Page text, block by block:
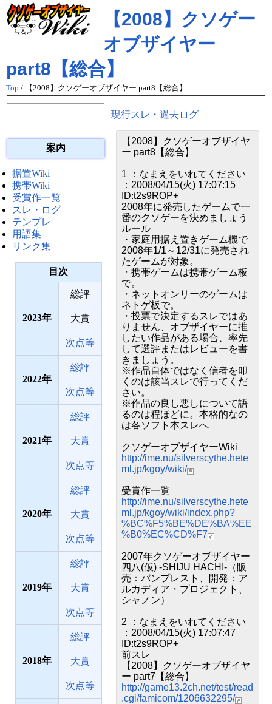
【2008】クソゲー
オブザイヤー
part8【総合】
Top / 【2008】クソゲーオブザイヤー part8【総合】
案内
据置Wiki
携帯Wiki
受賞作一覧
スレ・ログ
テンプレ
用語集
リンク集
目次
2023
総評
大賞
次点等
2022
総評
次点等
2021
総評
大賞
次点等
2020
総評
大賞
次点等
2019
総評
大賞
次点等
2018
総評
大賞
次点等
現行スレ・過去ログ
【2008】クソゲーオブザイヤ
ー part8【総合】
1 ：なまえをいれてください
：2008/04/15(火) 17:07:15
ID:t2s9ROP+
2008年に発売したゲームで一
番のクソゲーを決めましょう
ルール
・家庭用据え置きゲーム機で
2008年1/1～12/31に発売され
たゲームが対象。
・携帯ゲームは携帯ゲーム板
で。
・ネットオンリーのゲームは
ネトゲ板で。
・投票で決定するスレではあ
りません、オブザイヤーに推
したい作品がある場合、率先
して選評またはレビューを書
きましょう。
※作品自体ではなく信者を叩
くのは該当スレで行ってくだ
さい。
※作品の良し悪しについて語
るのは程ほどに。本格的なの
は各ソフト本スレへ
クソゲーオブザイヤーWiki
http://ime.nu/silverscythe.hete
ml.jp/kgoy/wiki/
受賞作一覧
http://ime.nu/silverscythe.hete
ml.jp/kgoy/wiki/index.php?
%BC%F5%BE%DE%BA%EE
%B0%EC%CD%F7
2007年クソゲーオブザイヤー
四八(仮) -SHIJU HACHI-（販
売：バンプレスト、開発：ア
ルカディア・プロジェクト、
シャノン）
2 ：なまえをいれてください
：2008/04/15(火) 17:07:47
ID:t2s9ROP+
前スレ
【2008】クソゲーオブザイヤ
ー part7【総合】
http://game13.2ch.net/test/read
.cgi/famicom/1206632295/